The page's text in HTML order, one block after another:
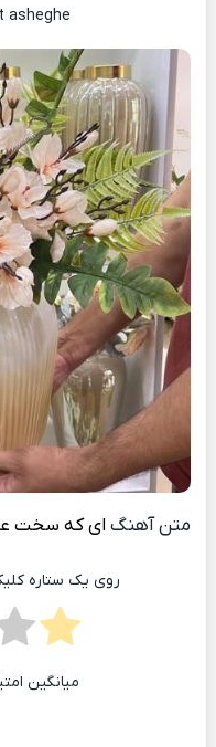
asheghe
متن آهنگ ای که سخت
روی یک ستاره
میانگین